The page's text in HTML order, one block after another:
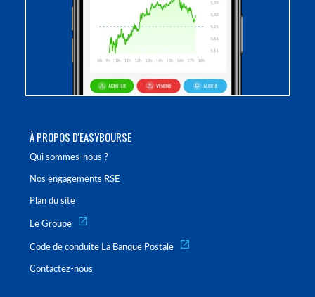
À PROPOS D'EASYBOURSE
Qui sommes-nous ?
Nos engagements RSE
Plan du site
Le Groupe
Code de conduite La Banque Postale
Contactez-nous